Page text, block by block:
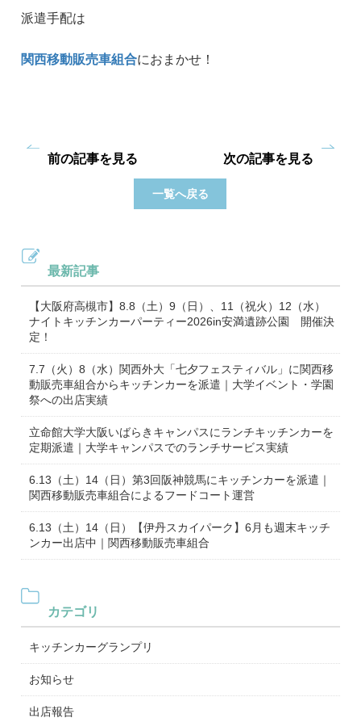
派遣手配は
関西移動販売車組合におまかせ！
前の記事を見る
一覧へ戻る
次の記事を見る
最新記事
【大阪府高槻市】8.8（土）9（日）、11（祝火）12（水）
ナイトキッチンカーパーティー2026in安満遺跡公園 開催決
定！
7.7（火）8（水）関西外大「七夕フェスティバル」に関西移
動販売車組合からキッチンカーを派遣｜大学イベント・学園
祭への出店実績
立命館大学大阪いばらきキャンパスにランチキッチンカーを
定期派遣｜大学キャンパスでのランチサービス実績
6.13（土）14（日）第3回阪神競馬にキッチンカーを派遣｜
関西移動販売車組合によるフードコート運営
6.13（土）14（日）【伊丹スカイパーク】6月も週末キッチ
ンカー出店中｜関西移動販売車組合
カテゴリ
キッチンカーグランプリ
お知らせ
出店報告